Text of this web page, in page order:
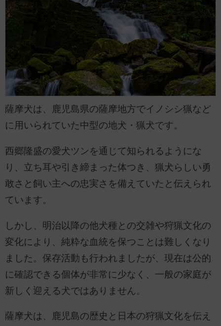
薩摩犬は、鹿児島県の薩摩地方でイノシシ猟など
に用いられていた中型の地犬・猟犬です。
西郷隆盛の愛犬ツンを通じて知られるようにな
り、立ち耳や引き締まった体つき、猟犬らしい勇
敢さと飼い主への忠実さを備えていたと伝えられ
ています。
しかし、明治以降の他犬種との交雑や狩猟文化の
変化により、純粋な血統を保つことは難しくなり
ました。保存活動も行われましたが、現在は公的
に確認できる個体が非常に少なく、一般の家庭が
新しく迎える犬ではありません。
薩摩犬は、鹿児島の歴史と日本の狩猟文化を伝え